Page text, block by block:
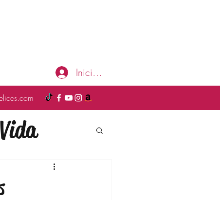
Iniciar sesión
Vida
Moda